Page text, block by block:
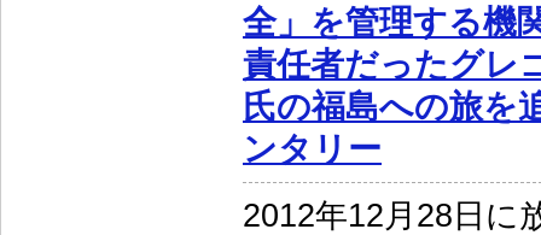
全」を管理する機
責任者だったグレ
氏の福島への旅を
ンタリー
2012年12月28日に